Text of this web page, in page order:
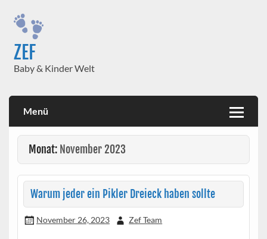
content
ZEF
Baby & Kinder Welt
Menü
Monat: November 2023
Warum jeder ein Pikler Dreieck haben sollte
November 26, 2023 Zef Team